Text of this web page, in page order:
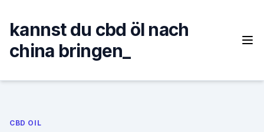
content
kannst du cbd öl nach
china bringen_
CBD OIL